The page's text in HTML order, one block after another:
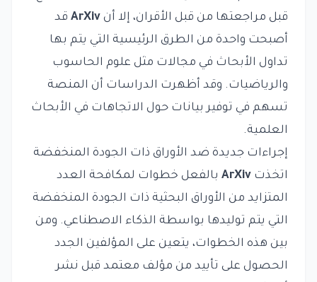
قبل مراجعتها من قبل الأقران، إلا أن ArXiv قد
أصبحت واحدة من الطرق الرئيسية التي يتم بها
تداول الأبحاث في مجالات مثل علوم الحاسوب
والرياضيات. وقد أظهرت الدراسات أن المنصة
تسهم في توفير بيانات حول الاتجاهات في الأبحاث
العلمية.
إجراءات جديدة ضد الأوراق ذات الجودة المنخفضة
اتخذت ArXiv بالفعل خطوات لمكافحة العدد
المتزايد من الأوراق البحثية ذات الجودة المنخفضة
التي يتم توليدها بواسطة الذكاء الاصطناعي. ومن
بين هذه الخطوات، يتعين على المؤلفين الجدد
الحصول على تأييد من مؤلف معتمد قبل نشر